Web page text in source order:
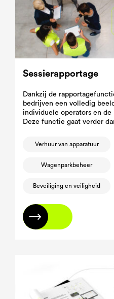
Sessierapportage
Dankzij de
bedrijven een volledig
individuele operators en de
Deze functie gaat verder
Verhuur van apparatuur
Wagenparkbeheer
Beveiliging en veiligheid
Lees meer